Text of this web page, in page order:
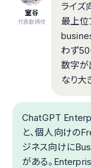
室谷
代表取締役
ライズ
最上位
わず
数字が
なり大
ChatGPT
と、個人向けの
ジネス向けに
がある。